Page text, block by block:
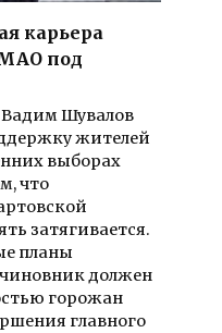
карьера
под
Шувалов
жителей
выборах
что
затягивается.
планы
должен
горожан
главного